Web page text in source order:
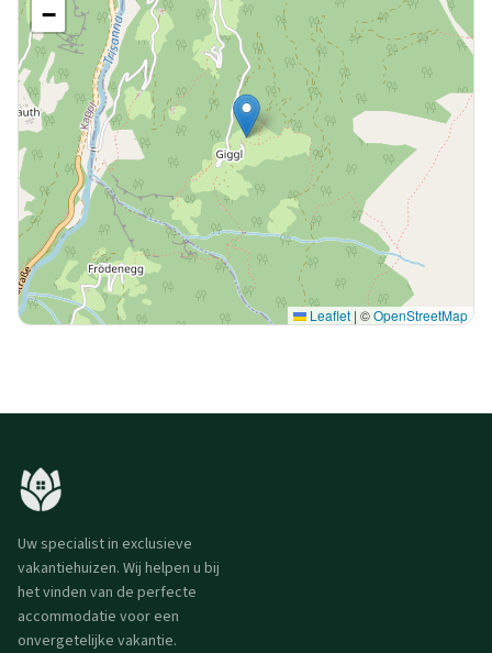
−
Leaflet | ©OpenStreetMap
Uw specialist in exclusieve
vakantiehuizen. Wij helpen u bij
het vinden van de perfecte
accommodatie voor een
onvergetelijke vakantie.